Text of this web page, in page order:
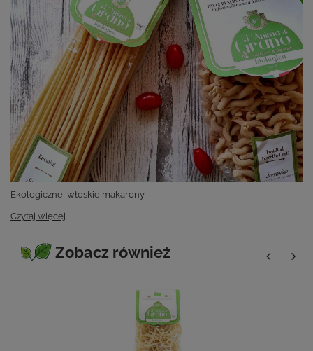
Ekologiczne, włoskie makarony
Czytaj więcej
Zobacz również